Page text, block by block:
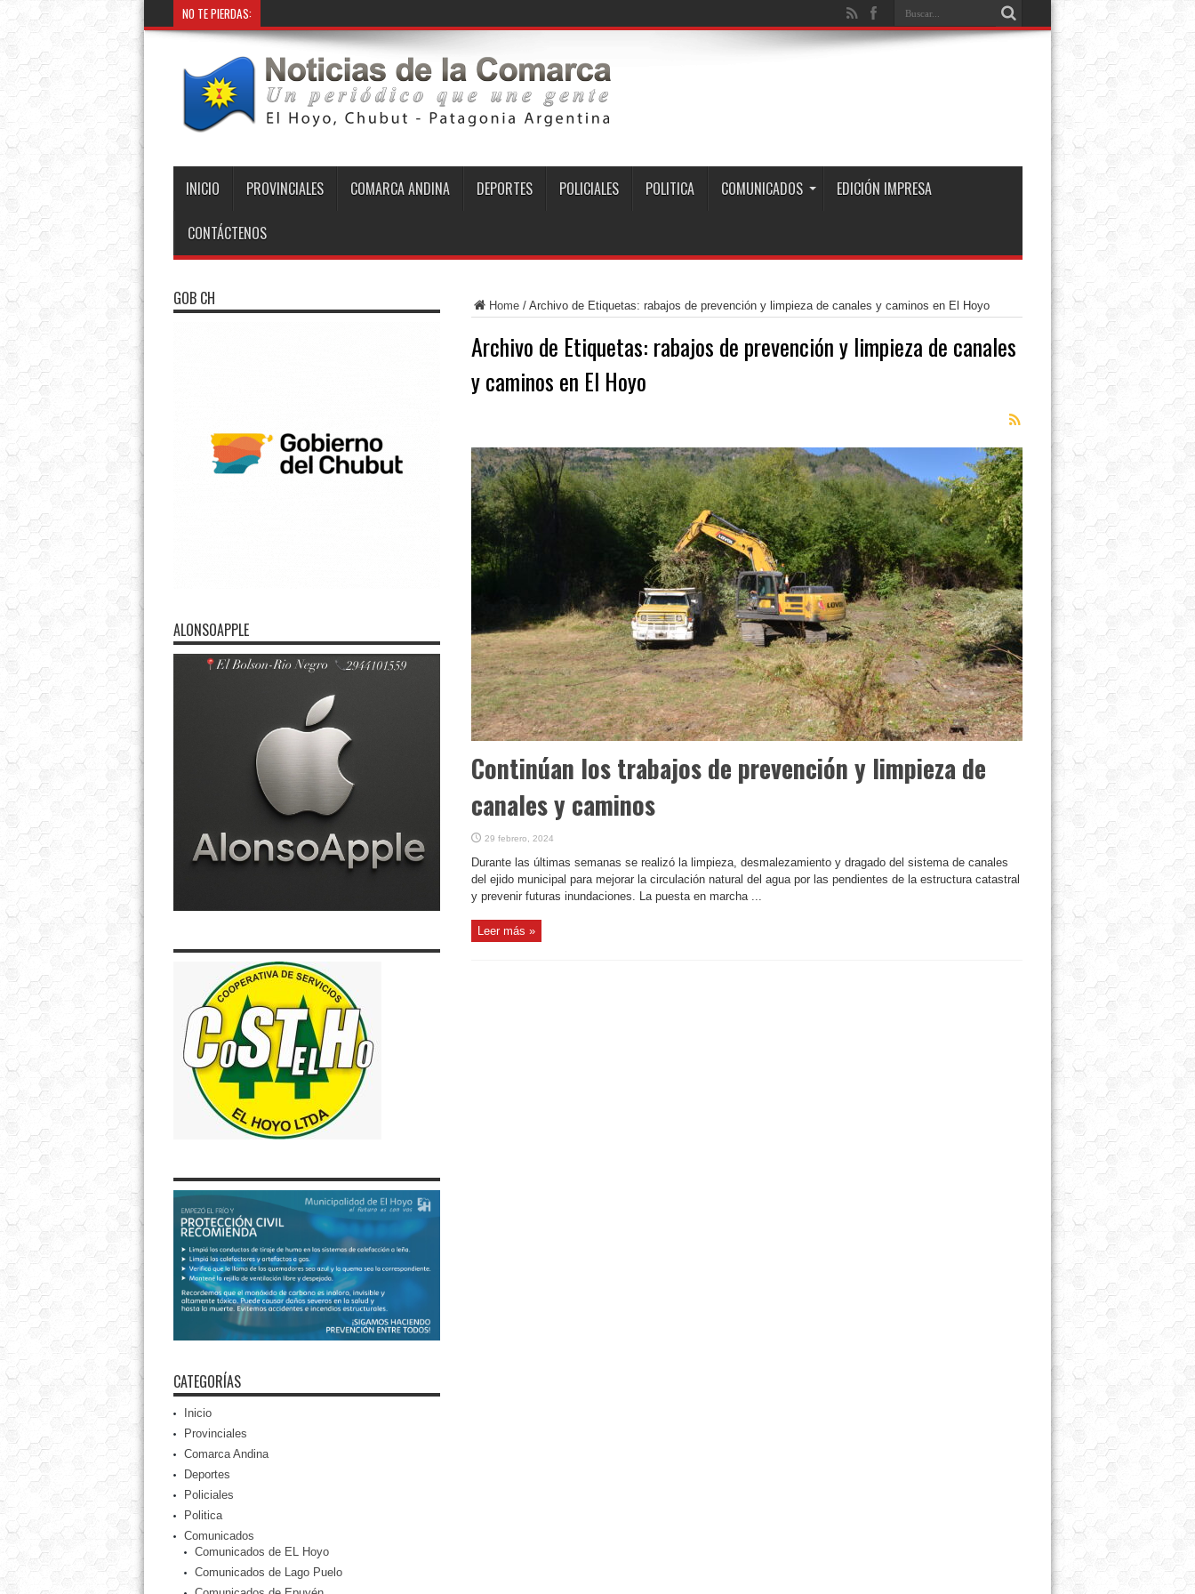
NO TE PIERDAS:
INICIO PROVINCIALES COMARCA ANDINA DEPORTES POLICIALES POLITICA COMUNICADOS EDICIÓN IMPRESA
CONTÁCTENOS
Home/ Archivo de Etiquetas: rabajos de prevención y limpieza de canales y caminos en El Hoyo
Archivo de Etiquetas: rabajos de prevención y limpieza de canales
y caminos en El Hoyo
Continúan los trabajos de prevención y limpieza de
canales y caminos
29 febrero, 2024
Durante las últimas semanas se realizó la limpieza, desmalezamiento y dragado del sistema de canales
del ejido municipal para mejorar la circulación natural del agua por las pendientes de la estructura catastral
y prevenir futuras inundaciones. La puesta en marcha ...
Leer más »
GOB CH
ALONSOAPPLE
CATEGORÍAS
Inicio
Provinciales
Comarca Andina
Deportes
Policiales
Politica
Comunicados
Comunicados de EL Hoyo
Comunicados de Lago Puelo